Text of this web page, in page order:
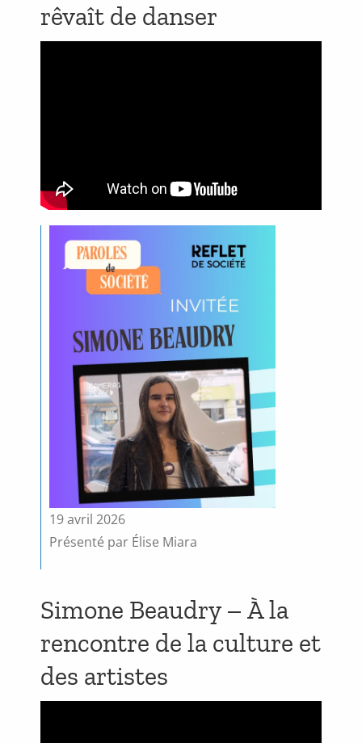
rêvaît de danser
19 avril 2026
Présenté par Élise Miara
Simone Beaudry – À la
rencontre de la culture et
des artistes